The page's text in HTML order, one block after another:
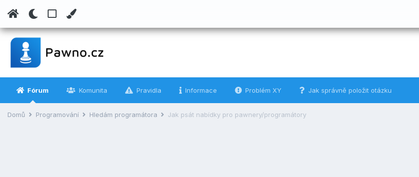
Fórum Komunita Pravidla Informace Problém XY Jak správně položit otázku
Domů Programování Hledám programátora Jak psát nabídky pro pawnery/programátory